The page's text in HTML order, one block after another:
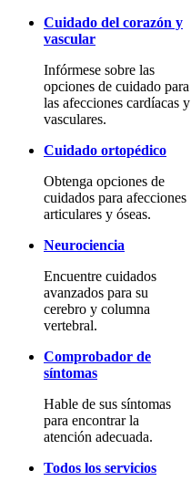
Cuidado del corazón y
vascular
Infórmese sobre las
opciones de cuidado para
las afecciones cardíacas y
vasculares.
Cuidado ortopédico
Obtenga opciones de
cuidados para afecciones
articulares y óseas.
Neurociencia
Encuentre cuidados
avanzados para su
cerebro y columna
vertebral.
Comprobador de
síntomas
Hable de sus síntomas
para encontrar la
atención adecuada.
Todos los servicios